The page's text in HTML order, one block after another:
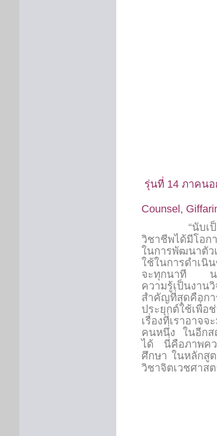
รุ่นที่ 14 ภาค
Counsel,
“นับเ
วิชาชีพได้มีโอก
ในการพัฒนาตั
ใช้ในการดำเนิ
จะทุกนาที นอ
ความรู้เป็นงาน
สำคัญที่สุดคือก
ประยุกต์ใช้เพื่
เรื่องที่เราอาจจ
คนหนึ่ง ในอีกส
ได้ นี่คือภาพคว
ศึกษา ในหลักสู
วิชาจิตเวชศาส